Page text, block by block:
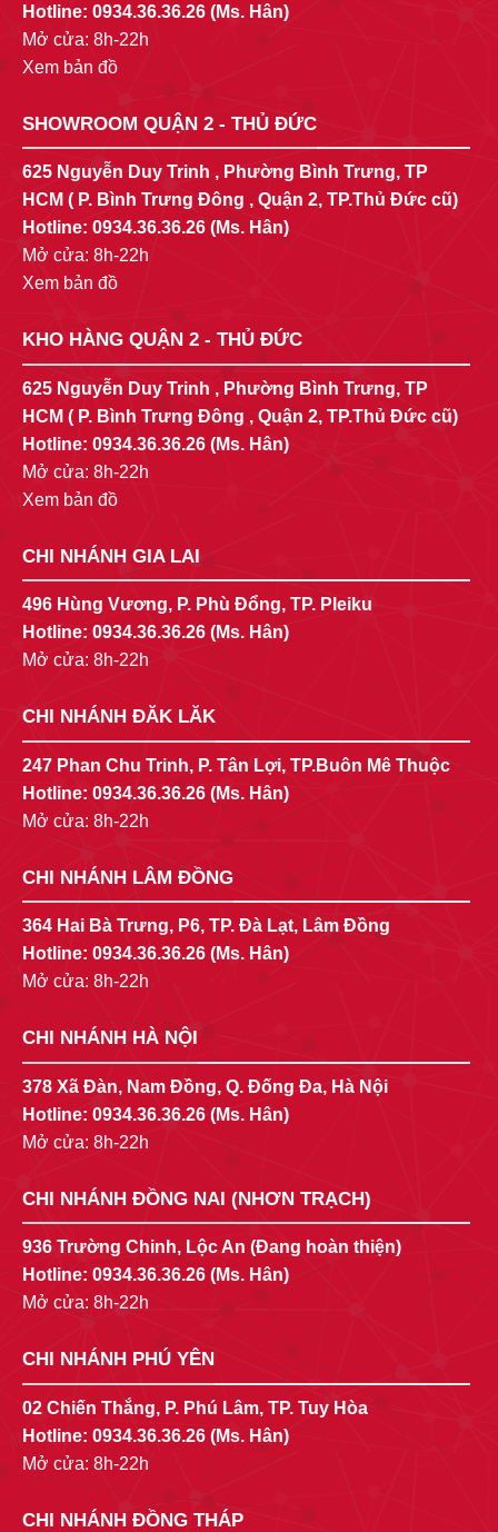
Hotline: 0934.36.36.26 (Ms. Hân)
Mở cửa: 8h-22h
Xem bản đồ
SHOWROOM QUẬN 2 - THỦ ĐỨC
625 Nguyễn Duy Trinh , Phường Bình Trưng, TP
HCM ( P. Bình Trưng Đông , Quận 2, TP.Thủ Đức cũ)
Hotline: 0934.36.36.26 (Ms. Hân)
Mở cửa: 8h-22h
Xem bản đồ
KHO HÀNG QUẬN 2 - THỦ ĐỨC
625 Nguyễn Duy Trinh , Phường Bình Trưng, TP
HCM ( P. Bình Trưng Đông , Quận 2, TP.Thủ Đức cũ)
Hotline: 0934.36.36.26 (Ms. Hân)
Mở cửa: 8h-22h
Xem bản đồ
CHI NHÁNH GIA LAI
496 Hùng Vương, P. Phù Đổng, TP. Pleiku
Hotline: 0934.36.36.26 (Ms. Hân)
Mở cửa: 8h-22h
CHI NHÁNH ĐĂK LĂK
247 Phan Chu Trinh, P. Tân Lợi, TP.Buôn Mê Thuộc
Hotline: 0934.36.36.26 (Ms. Hân)
Mở cửa: 8h-22h
CHI NHÁNH LÂM ĐỒNG
364 Hai Bà Trưng, P6, TP. Đà Lạt, Lâm Đồng
Hotline: 0934.36.36.26 (Ms. Hân)
Mở cửa: 8h-22h
CHI NHÁNH HÀ NỘI
378 Xã Đàn, Nam Đồng, Q. Đống Đa, Hà Nội
Hotline: 0934.36.36.26 (Ms. Hân)
Mở cửa: 8h-22h
CHI NHÁNH ĐỒNG NAI (NHƠN TRẠCH)
936 Trường Chinh, Lộc An (Đang hoàn thiện)
Hotline: 0934.36.36.26 (Ms. Hân)
Mở cửa: 8h-22h
CHI NHÁNH PHÚ YÊN
02 Chiến Thắng, P. Phú Lâm, TP. Tuy Hòa
Hotline: 0934.36.36.26 (Ms. Hân)
Mở cửa: 8h-22h
CHI NHÁNH ĐỒNG THÁP